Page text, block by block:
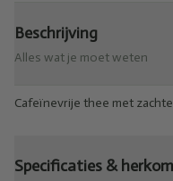
Beschrijving
Alles wat je moet weten
Cafeïnevrije thee met
Specificaties &